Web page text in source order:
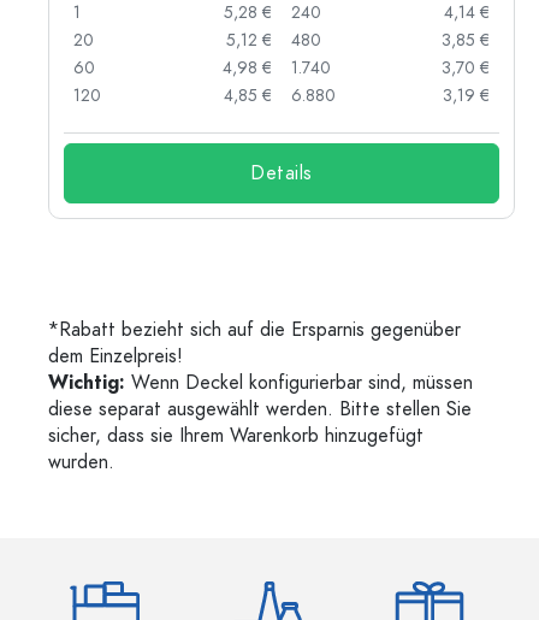
1
5,28 €
20
5,12 €
60
4,98 €
120
4,85 €
240
4,14 €
480
3,85 €
1.740
3,70 €
6.880
3,19 €
Details
*Rabatt bezieht sich auf die Ersparnis gegenüber
dem Einzelpreis!
Wichtig: Wenn Deckel konfigurierbar sind, müssen
diese separat ausgewählt werden. Bitte stellen Sie
sicher, dass sie Ihrem Warenkorb hinzugefügt
wurden.